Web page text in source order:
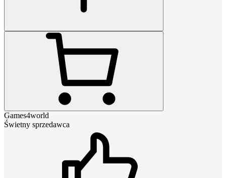
Games4world
Świetny sprzedawca